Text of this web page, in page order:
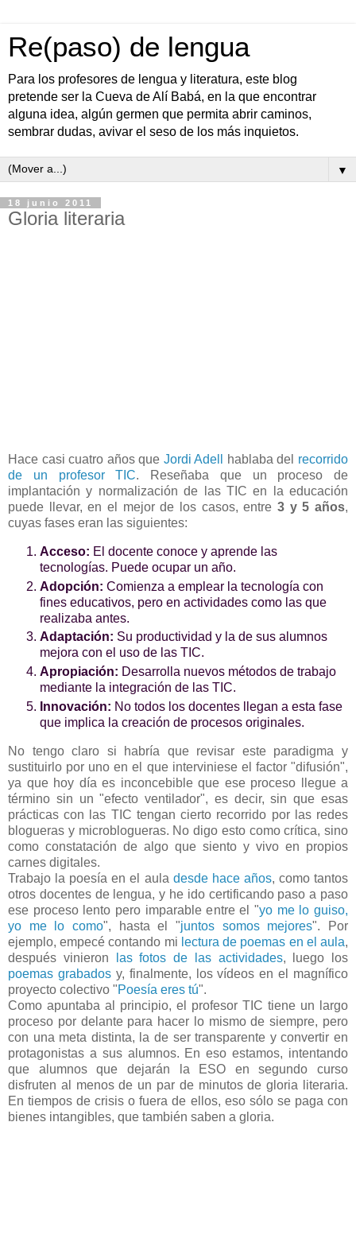
Re(paso) de lengua
Para los profesores de lengua y literatura, este blog
pretende ser la Cueva de Alí Babá, en la que encontrar
alguna idea, algún germen que permita abrir caminos,
sembrar dudas, avivar el seso de los más inquietos.
▼
18 junio 2011
Gloria literaria
Hace casi cuatro años que Jordi Adell hablaba del recorrido
de un profesor TIC. Reseñaba que un proceso de
implantación y normalización de las TIC en la educación
puede llevar, en el mejor de los casos, entre 3 y 5 años,
cuyas fases eran las siguientes:
Acceso: El docente conoce y aprende las
tecnologías. Puede ocupar un año.
Adopción: Comienza a emplear la tecnología con
fines educativos, pero en actividades como las que
realizaba antes.
Adaptación: Su productividad y la de sus alumnos
mejora con el uso de las TIC.
Apropiación: Desarrolla nuevos métodos de trabajo
mediante la integración de las TIC.
Innovación: No todos los docentes llegan a esta fase
que implica la creación de procesos originales.
No tengo claro si habría que revisar este paradigma y
sustituirlo por uno en el que interviniese el factor "difusión",
ya que hoy día es inconcebible que ese proceso llegue a
término sin un "efecto ventilador", es decir, sin que esas
prácticas con las TIC tengan cierto recorrido por las redes
blogueras y microblogueras. No digo esto como crítica, sino
como constatación de algo que siento y vivo en propios
carnes digitales.
Trabajo la poesía en el aula desde hace años, como tantos
otros docentes de lengua, y he ido certificando paso a paso
ese proceso lento pero imparable entre el "yo me lo guiso,
yo me lo como", hasta el "juntos somos mejores". Por
ejemplo, empecé contando mi lectura de poemas en el aula,
después vinieron
las fotos de las actividades, luego los
poemas grabadosy, finalmente, los vídeos en el magnífico
proyecto colectivo "Poesía eres tú".
Como apuntaba al principio, el profesor TIC tiene un largo
proceso por delante para hacer lo mismo de siempre, pero
con una meta distinta, la de ser transparente y convertir en
protagonistas a sus alumnos. En eso estamos, intentando
que alumnos que dejarán la ESO en segundo curso
disfruten al menos de un par de minutos de gloria literaria.
En tiempos de crisis o fuera de ellos, eso sólo se paga con
bienes intangibles, que también saben a gloria.